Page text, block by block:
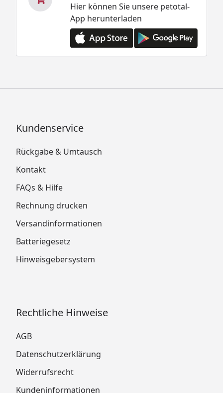
Hier können Sie unsere petotal-
App herunterladen
Kundenservice
Rückgabe & Umtausch
Kontakt
FAQs & Hilfe
Rechnung drucken
Versandinformationen
Batteriegesetz
Hinweisgebersystem
Rechtliche Hinweise
AGB
Datenschutzerklärung
Widerrufsrecht
Kundeninformationen